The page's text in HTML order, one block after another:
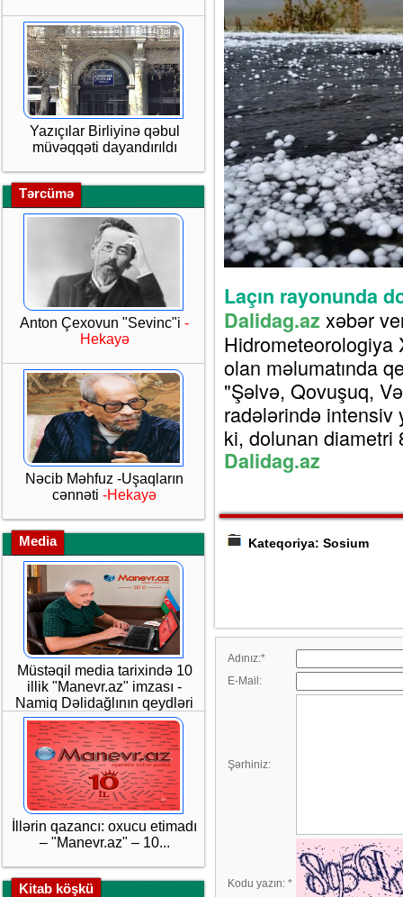
Yazıçılar Birliyinə qəbul
müvəqqəti dayandırıldı
Tərcümə
Anton Çexovun "Sevinc"i -
Hekayə
Nəcib Məhfuz -Uşaqların
cənnəti -Hekayə
Media
Müstəqil media tarixində 10
illik "Manevr.az" imzası -
Namiq Dəlidağlının qeydləri
İllərin qazancı: oxucu etimadı
– "Manevr.az" – 10...
Kitab köşkü
Laçın rayonunda
Dalidag.az xəbər
Hidrometeorologiya
olan məlumatında
"Şəlvə, Qovuşuq,
radələrində intensiv
ki, dolunan diametri
Dalidag.az
Kateqoriya: Sosium
Adınız:*
E-Mail:
Şərhiniz:
Kodu yazın: *